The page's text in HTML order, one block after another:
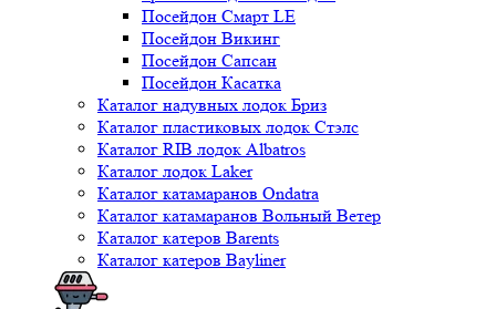
Посейдон Смарт LE
Посейдон Викинг
Посейдон Сапсан
Посейдон Касатка
Каталог надувных лодок Бриз
Каталог пластиковых лодок Стэлс
Каталог RIB лодок Albatros
Каталог лодок Laker
Каталог катамаранов Ondatra
Каталог катамаранов Вольный Ветер
Каталог катеров Barents
Каталог катеров Bayliner